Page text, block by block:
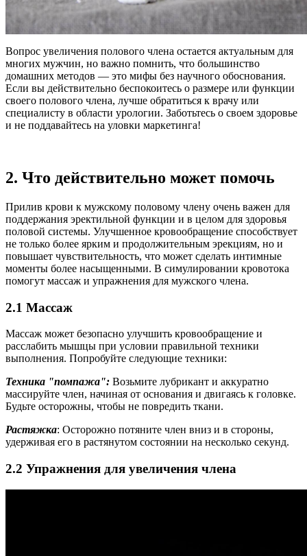
Вопрос увеличения полового члена остается актуальным для
многих мужчин, но важно помнить, что большинство
домашних методов — это мифы без научного обоснования.
Если вы действительно беспокоитесь о размере или функции
своего полового члена, лучше обратиться к врачу или
специалисту в области урологии. Заботьтесь о своем здоровье
и не поддавайтесь на уловки маркетинга!
2. Что действительно может помочь
Прилив крови к мужскому половому члену очень важен для
поддержания эректильной функции и в целом для здоровья
половой системы. Улучшенное кровообращение способствует
не только более ярким и продолжительным эрекциям, но и
повышает чувствительность, что может сделать интимные
моменты более насыщенными. В симулировании кровотока
помогут массаж и упражнения для мужского члена.
2.1 Массаж
Массаж может безопасно улучшить кровообращение и
расслабить мышцы при условии правильной техники
выполнения. Попробуйте следующие техники:
Техника "помпажа": Возьмите лубрикант и аккуратно
массируйте член, начиная от основания и двигаясь к головке.
Будьте осторожны, чтобы не повредить ткани.
Растяжка: Осторожно потяните член вниз и в стороны,
удерживая его в растянутом состоянии на несколько секунд.
2.2 Упражнения для увеличения члена